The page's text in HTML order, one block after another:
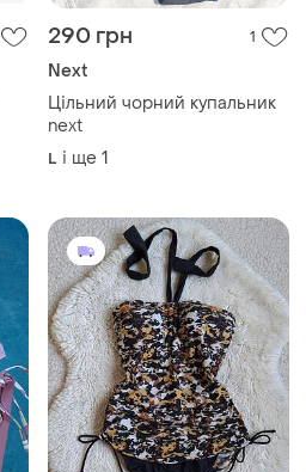
290 грн 1
Next
Цільний чорний купальник
next
L і ще 1